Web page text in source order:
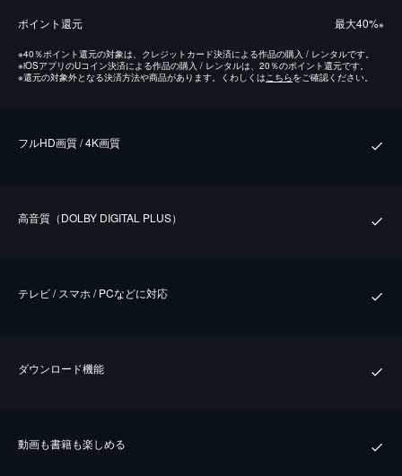
ポイント還元 最⼤40%※
※40％ポイント還元の対象は、クレジットカード決済による作品の購入 / レンタルです。
※iOSアプリのUコイン決済による作品の購入 / レンタルは、20％のポイント還元です。
※還元の対象外となる決済方法や商品があります。くわしくはこちらをご確認ください。
フルHD画質 / 4K画質
⾼⾳質（DOLBY DIGITAL PLUS）
テレビ / スマホ / PCなどに対応
ダウンロード機能
動画も書籍も楽しめる